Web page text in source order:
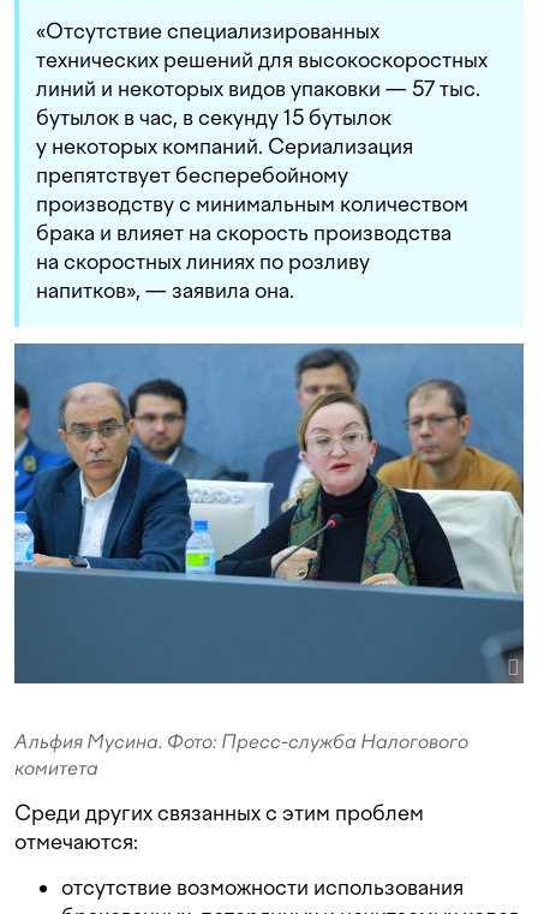
«Отсутствие специализированных
технических решений для высокоскоростных
линий и некоторых видов упаковки — 57 тыс.
бутылок в час, в секунду 15 бутылок
у некоторых компаний. Сериализация
препятствует бесперебойному
производству с минимальным количеством
брака и влияет на скорость производства
на скоростных линиях по розливу
напитков», — заявила она.
Альфия Мусина. Фото: Пресс-служба Налогового
комитета
Среди других связанных с этим проблем
отмечаются:
отсутствие возможности использования